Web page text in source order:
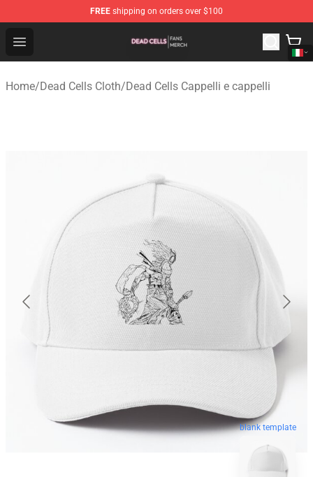
FREE shipping on orders over $100
Open menu
Dead Cells Shop - Official Dead Cells Merchandise Store
Home/Dead Cells Cloth/Dead Cells Cappelli e cappelli
blank template